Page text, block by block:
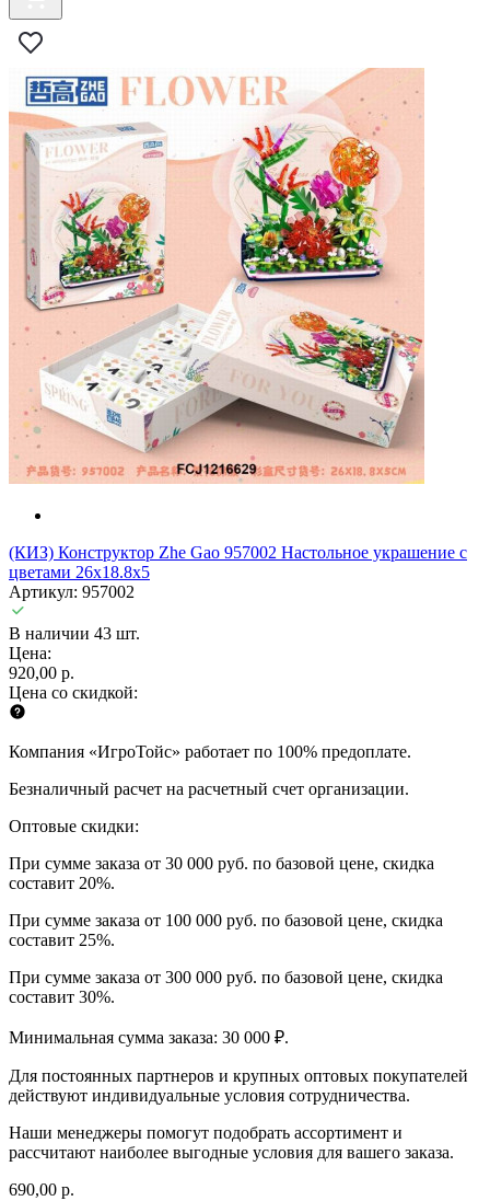
(КИЗ) Конструктор Zhe Gao 957002 Настольное украшение с
цветами 26х18.8х5
Артикул: 957002
В наличии 43 шт.
Цена:
920,00 р.
Цена со скидкой:
Компания «ИгроТойс» работает по 100% предоплате.
Безналичный расчет на расчетный счет организации.
Оптовые скидки:
При сумме заказа от 30 000 руб. по базовой цене, скидка
составит 20%.
При сумме заказа от 100 000 руб. по базовой цене, скидка
составит 25%.
При сумме заказа от 300 000 руб. по базовой цене, скидка
составит 30%.
Минимальная сумма заказа: 30 000 ₽.
Для постоянных партнеров и крупных оптовых покупателей
действуют индивидуальные условия сотрудничества.
Наши менеджеры помогут подобрать ассортимент и
рассчитают наиболее выгодные условия для вашего заказа.
690,00 р.